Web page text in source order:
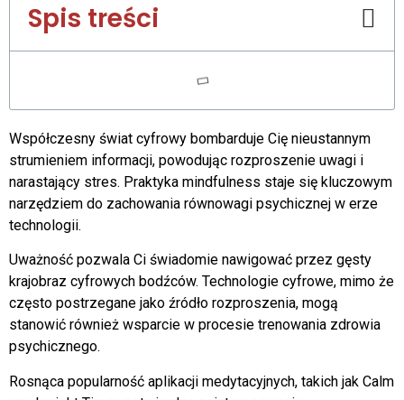
Spis treści
Współczesny świat cyfrowy bombarduje Cię nieustannym
strumieniem informacji, powodując rozproszenie uwagi i
narastający stres. Praktyka mindfulness staje się kluczowym
narzędziem do zachowania równowagi psychicznej w erze
technologii.
Uważność pozwala Ci świadomie nawigować przez gęsty
krajobraz cyfrowych bodźców. Technologie cyfrowe, mimo że
często postrzegane jako źródło rozproszenia, mogą
stanowić również wsparcie w procesie trenowania zdrowia
psychicznego.
Rosnąca popularność aplikacji medytacyjnych, takich jak Calm